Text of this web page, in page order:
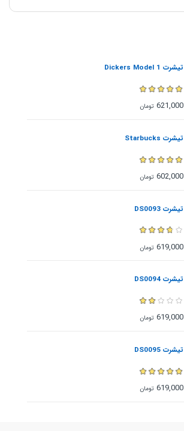
تیشرت Dickers Model 1
621,000 تومان
تیشرت Starbucks
602,000 تومان
تیشرت DS0093
619,000 تومان
تیشرت DS0094
619,000 تومان
تیشرت DS0095
619,000 تومان